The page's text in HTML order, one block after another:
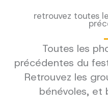
retrouvez toutes
Toutes les
précédentes du
Retrouvez les
bénévoles, et